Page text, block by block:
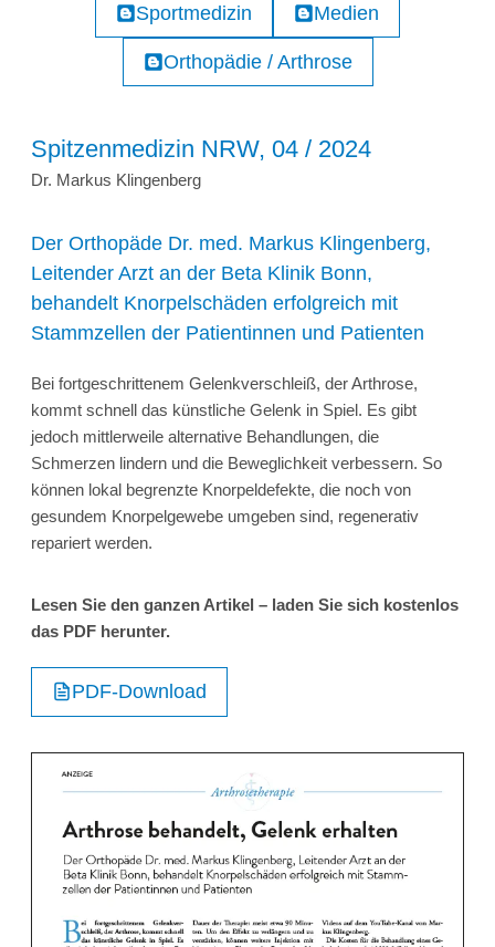
Sportmedizin Medien
Orthopädie / Arthrose
Spitzenmedizin NRW, 04 / 2024
Dr. Markus Klingenberg
Der Orthopäde Dr. med. Markus Klingenberg,
Leitender Arzt an der Beta Klinik Bonn,
behandelt Knorpelschäden erfolgreich mit
Stammzellen der Patientinnen und Patienten
Bei fortgeschrittenem Gelenkverschleiß, der Arthrose,
kommt schnell das künstliche Gelenk in Spiel. Es gibt
jedoch mittlerweile alternative Behandlungen, die
Schmerzen lindern und die Beweglichkeit verbessern. So
können lokal begrenzte Knorpeldefekte, die noch von
gesundem Knorpelgewebe umgeben sind, regenerativ
repariert werden.
Lesen Sie den ganzen Artikel – laden Sie sich kostenlos
das PDF herunter.
PDF-Download